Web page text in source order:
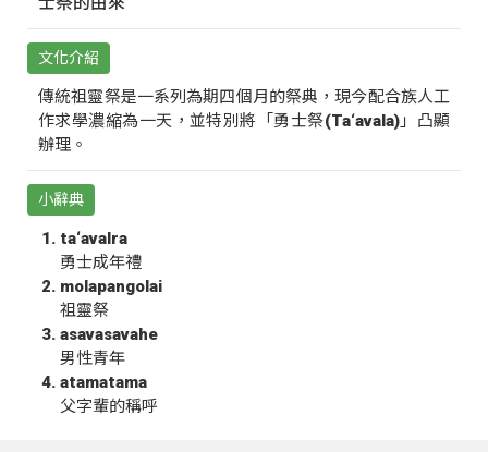
文化介紹
傳統祖靈祭是一系列為期四個月的祭典，現今配合族人工
作求學濃縮為一天，並特別將「勇士祭(Ta‘avala)」凸顯
辦理。
小辭典
ta‘avalra
勇士成年禮
molapangolai
祖靈祭
asavasavahe
男性青年
atamatama
父字輩的稱呼